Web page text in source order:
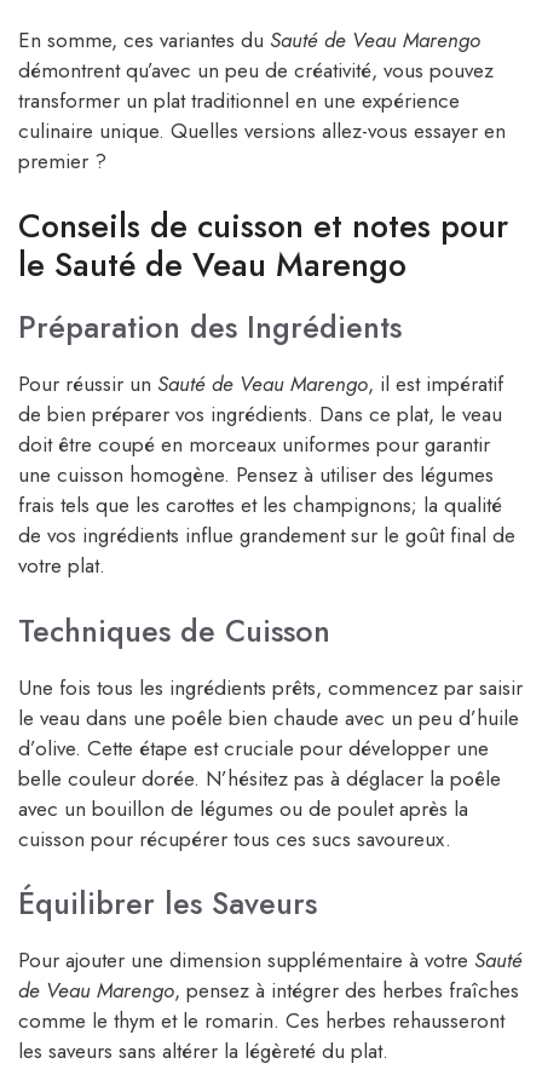
En somme, ces variantes du Sauté de Veau Marengo
démontrent qu’avec un peu de créativité, vous pouvez
transformer un plat traditionnel en une expérience
culinaire unique. Quelles versions allez-vous essayer en
premier ?
Conseils de cuisson et notes pour
le Sauté de Veau Marengo
Préparation des Ingrédients
Pour réussir un Sauté de Veau Marengo, il est impératif
de bien préparer vos ingrédients. Dans ce plat, le veau
doit être coupé en morceaux uniformes pour garantir
une cuisson homogène. Pensez à utiliser des légumes
frais tels que les carottes et les champignons; la qualité
de vos ingrédients influe grandement sur le goût final de
votre plat.
Techniques de Cuisson
Une fois tous les ingrédients prêts, commencez par saisir
le veau dans une poêle bien chaude avec un peu d’huile
d’olive. Cette étape est cruciale pour développer une
belle couleur dorée. N’hésitez pas à déglacer la poêle
avec un bouillon de légumes ou de poulet après la
cuisson pour récupérer tous ces sucs savoureux.
Équilibrer les Saveurs
Pour ajouter une dimension supplémentaire à votre Sauté
de Veau Marengo, pensez à intégrer des herbes fraîches
comme le thym et le romarin. Ces herbes rehausseront
les saveurs sans altérer la légèreté du plat.